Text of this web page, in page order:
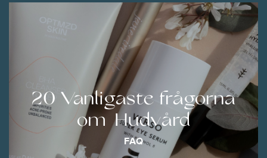
20 Vanligaste frågorna
om Hudvård
FAQ